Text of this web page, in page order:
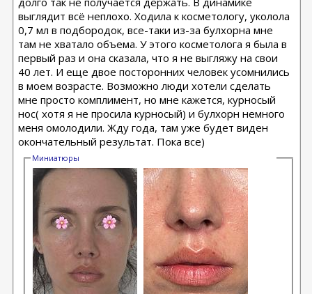
выглядит всё неплохо. Ходила к косметологу, уколола
0,7 мл в подбородок, все-таки из-за булхорна мне
там не хватало объема. У этого косметолога я была в
первый раз и она сказала, что я не выгляжу на свои
40 лет. И еще двое посторонних человек усомнились
в моем возрасте. Возможно люди хотели сделать
мне просто комплимент, но мне кажется, курносый
нос( хотя я не просила курносый) и булхорн немного
меня омолодили. Жду года, там уже будет виден
окончательный результат. Пока все)
Миниатюры